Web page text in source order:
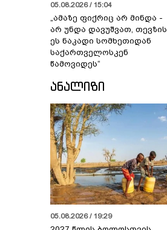
05.08.2026 / 15:04
„ამაზე ფიქრიც არ მინდა -
არ უნდა დავუშვათ, თევზის
ეს ნაკადი სომხეთიდან
საქართველოსკენ
წამოვიდეს“
ᲐᲜᲐᲚᲘᲖᲘ
05.08.2026 / 19:29